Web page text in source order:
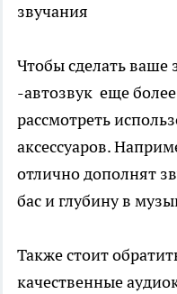
звучания
Чтобы сделать ваше
-автозвук еще
рассмотреть
аксессуаров.
отлично дополнят
бас и глубину в
Также стоит
качественные